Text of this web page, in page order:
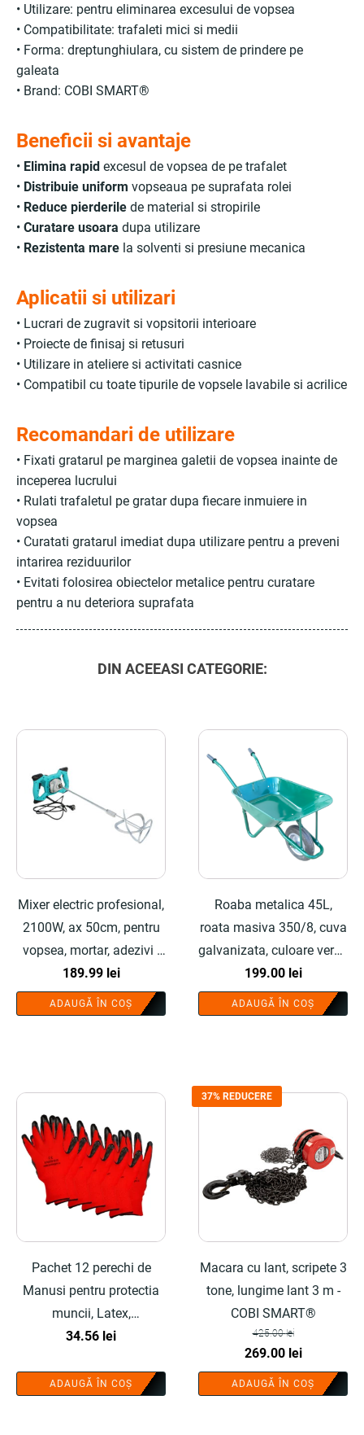
• Utilizare: pentru eliminarea excesului de vopsea
• Compatibilitate: trafaleti mici si medii
• Forma: dreptunghiulara, cu sistem de prindere pe
galeata
• Brand: COBI SMART®
Beneficii si avantaje
• Elimina rapid excesul de vopsea de pe trafalet
• Distribuie uniform vopseaua pe suprafata rolei
• Reduce pierderile de material si stropirile
• Curatare usoara dupa utilizare
• Rezistenta mare la solventi si presiune mecanica
Aplicatii si utilizari
• Lucrari de zugravit si vopsitorii interioare
• Proiecte de finisaj si retusuri
• Utilizare in ateliere si activitati casnice
• Compatibil cu toate tipurile de vopsele lavabile si acrilice
Recomandari de utilizare
• Fixati gratarul pe marginea galetii de vopsea inainte de
inceperea lucrului
• Rulati trafaletul pe gratar dupa fiecare inmuiere in
vopsea
• Curatati gratarul imediat dupa utilizare pentru a preveni
intarirea reziduurilor
• Evitati folosirea obiectelor metalice pentru curatare
pentru a nu deteriora suprafata
DIN ACEEASI CATEGORIE:
Mixer electric profesional,
2100W, ax 50cm, pentru
vopsea, mortar, adezivi -
COBI SMART®
189.99 lei
ADAUGĂ ÎN COȘ
Roaba metalica 45L,
roata masiva 350/8, cuva
galvanizata, culoare verde
- COBI SMART®
199.00 lei
ADAUGĂ ÎN COȘ
Pachet 12 perechi de
Manusi pentru protectia
muncii, Latex,
Rosu/Negru, nr.10 - COBI
34.56 lei
ADAUGĂ ÎN COȘ
37% REDUCERE
Macara cu lant, scripete 3
tone, lungime lant 3 m -
COBI SMART®
425.00lei
Prețul
inițial
a
269.00 leiPrețul
curent
este:
ADAUGĂ ÎN COȘ